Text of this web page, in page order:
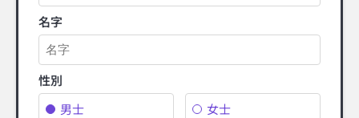
名字
性別
男士
女士